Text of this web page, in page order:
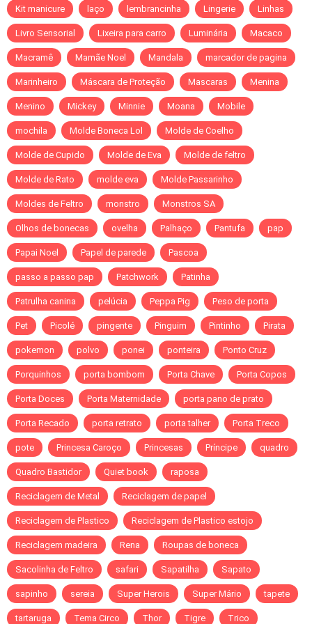
Kit manicure laço lembrancinha Lingerie Linhas
Livro Sensorial Lixeira para carro Luminária Macaco
Macramê Mamãe Noel Mandala marcador de pagina
Marinheiro Máscara de Proteção Mascaras Menina
Menino Mickey Minnie Moana Mobile
mochila Molde Boneca Lol Molde de Coelho
Molde de Cupido Molde de Eva Molde de feltro
Molde de Rato molde eva Molde Passarinho
Moldes de Feltro monstro Monstros SA
Olhos de bonecas ovelha Palhaço Pantufa pap
Papai Noel Papel de parede Pascoa
passo a passo pap Patchwork Patinha
Patrulha canina pelúcia Peppa Pig Peso de porta
Pet Picolé pingente Pinguim Pintinho Pirata
pokemon polvo ponei ponteira Ponto Cruz
Porquinhos porta bombom Porta Chave Porta Copos
Porta Doces Porta Maternidade porta pano de prato
Porta Recado porta retrato porta talher Porta Treco
pote Princesa Caroço Princesas Príncipe quadro
Quadro Bastidor Quiet book raposa
Reciclagem de Metal Reciclagem de papel
Reciclagem de Plastico Reciclagem de Plastico estojo
Reciclagem madeira Rena Roupas de boneca
Sacolinha de Feltro safari Sapatilha Sapato
sapinho sereia Super Herois Super Mário tapete
tartaruga Tema Circo Thor Tigre Trico